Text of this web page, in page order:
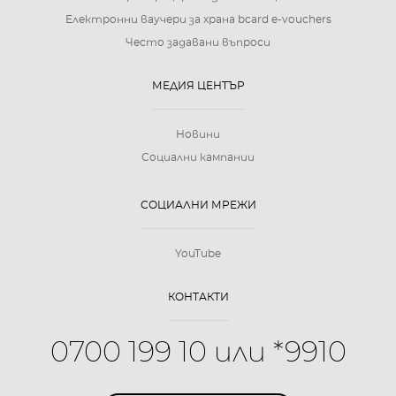
Електронни ваучери за храна bcard e-vouchers
Често задавани въпроси
МЕДИЯ ЦЕНТЪР
Новини
Социални кампании
СОЦИАЛНИ МРЕЖИ
YouTube
КОНТАКТИ
0700 199 10 или *9910